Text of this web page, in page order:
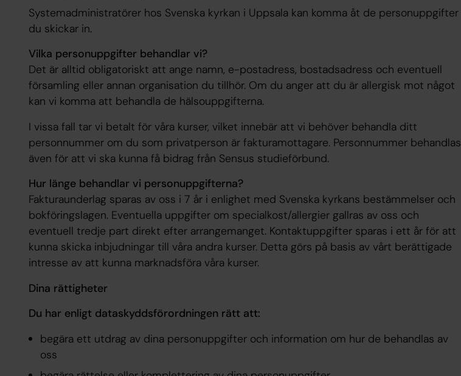
Systemadministratörer hos Svenska kyrkan i Uppsala kan komma åt de personuppgifter
du skickar in.
Vilka personuppgifter behandlar vi?
Det är alltid obligatoriskt att ange namn, e-postadress, bostadsadress och eventuell
församling eller annan organisation du tillhör. Om du anger att du är allergisk mot något
kan vi komma att behandla de hälsouppgifterna.
I vissa fall tar vi betalt för våra kurser, vilket innebär att vi behöver behandla ditt
personnummer om du som privatperson är fakturamottagare. Personnummer behandlas
även för att vi ska kunna få bidrag från Sensus studieförbund.
Hur länge behandlar vi personuppgifterna?
Fakturaunderlag sparas av oss i 7 år i enlighet med Svenska kyrkans bestämmelser och
bokföringslagen. Eventuella uppgifter om specialkost/allergier gallras av oss och
eventuell tredje part direkt efter arrangemanget. Kontaktuppgifter sparas i ett år för att
kunna skicka inbjudningar till våra andra kurser. Detta görs på basis av vårt berättigade
intresse av att kunna marknadsföra våra kurser.
Dina rättigheter
Du har enligt dataskyddsförordningen rätt att:
begära ett utdrag av dina personuppgifter och information om hur de behandlas av
oss